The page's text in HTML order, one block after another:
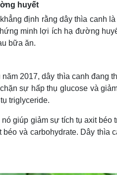
Đời sống
Nhà đẹp
Blog
Tình yêu - Gia đình
huyết
định rằng dây thìa canh
minh lợi ích hạ đường
bữa ăn.
2017, dây thìa canh đang
sự hấp thụ glucose và
triglyceride.
giúp giảm sự tích tụ axit
béo và carbohydrate. Dây thìa